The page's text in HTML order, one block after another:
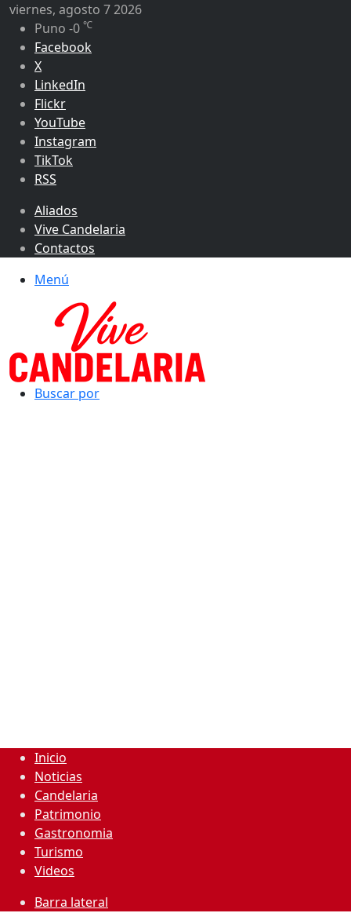
viernes, agosto 7 2026
Puno -0 ℃
Facebook
X
LinkedIn
Flickr
YouTube
Instagram
TikTok
RSS
Aliados
Vive Candelaria
Contactos
Menú
Buscar por
Inicio
Noticias
Candelaria
Patrimonio
Gastronomia
Turismo
Videos
Barra lateral